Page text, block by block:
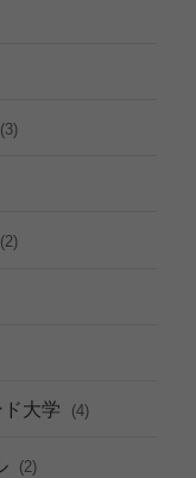
(3)
(2)
大学 (4)
(2)